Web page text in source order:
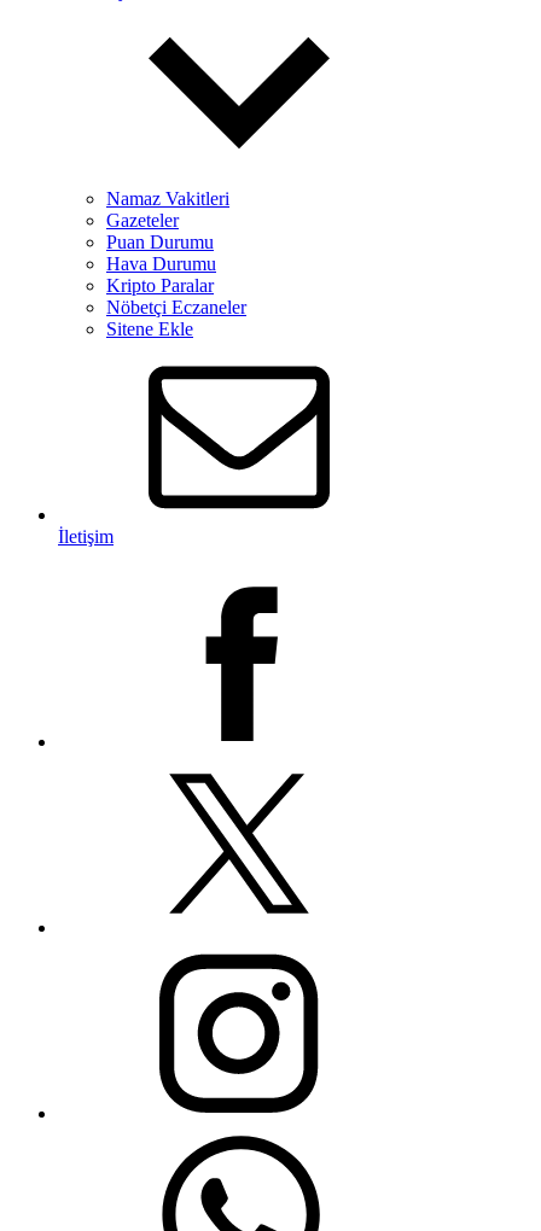
Namaz Vakitleri
Gazeteler
Puan Durumu
Hava Durumu
Kripto Paralar
Nöbetçi Eczaneler
Sitene Ekle
İletişim